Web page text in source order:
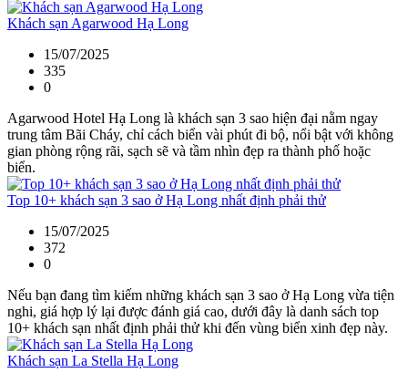
Khách sạn Agarwood Hạ Long
15/07/2025
335
0
Agarwood Hotel Hạ Long là khách sạn 3 sao hiện đại nằm ngay
trung tâm Bãi Cháy, chỉ cách biển vài phút đi bộ, nổi bật với không
gian phòng rộng rãi, sạch sẽ và tầm nhìn đẹp ra thành phố hoặc
biển.
Top 10+ khách sạn 3 sao ở Hạ Long nhất định phải thử
15/07/2025
372
0
Nếu bạn đang tìm kiếm những khách sạn 3 sao ở Hạ Long vừa tiện
nghi, giá hợp lý lại được đánh giá cao, dưới đây là danh sách top
10+ khách sạn nhất định phải thử khi đến vùng biển xinh đẹp này.
Khách sạn La Stella Hạ Long